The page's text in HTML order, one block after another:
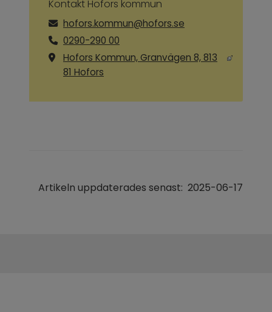
Kontakt Hofors kommun
hofors.kommun@hofors.se
0290-290 00
Hofors Kommun, Granvägen 8, 813
81 Hofors
Artikeln uppdaterades senast: 2025-06-17